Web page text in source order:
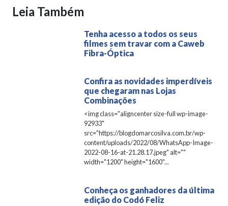
Leia Também
Tenha acesso a todos os seus
filmes sem travar com a Caweb
Fibra-Óptica
Confira as novidades imperdíveis
que chegaram nas Lojas
Combinações
<img class="aligncenter size-full wp-image-
92933"
src="https://blogdomarcosilva.com.br/wp-
content/uploads/2022/08/WhatsApp-Image-
2022-08-16-at-21.28.17.jpeg" alt=""
width="1200" height="1600"...
Conheça os ganhadores da última
edição do Codó Feliz